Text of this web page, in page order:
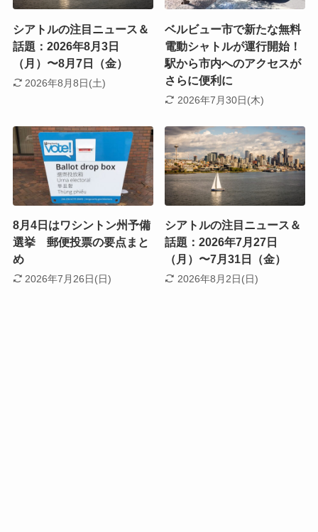
シアトルの注目ニュース＆
話題：2026年8月3日
（月）〜8月7日（金）
2026年8月8日(土)
ベルビュー市で新たな無料
電動シャトルが運行開始！
駅から市内へのアクセスが
さらに便利に
2026年7月30日(木)
8月4日はワシントン州予備
選挙 郵便投票の要点まと
め
2026年7月26日(日)
シアトルの注目ニュース＆
話題：2026年7月27日
（月）〜7月31日（金）
2026年8月2日(日)